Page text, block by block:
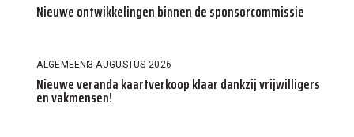
Nieuwe ontwikkelingen binnen de sponsorcommissie
ALGEMEEN3 AUGUSTUS 2026
Nieuwe veranda kaartverkoop klaar dankzij vrijwilligers
en vakmensen!